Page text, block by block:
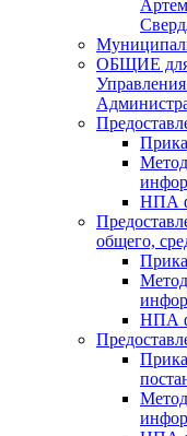
ОБЩИЕ для
НПА
общего,
НПА